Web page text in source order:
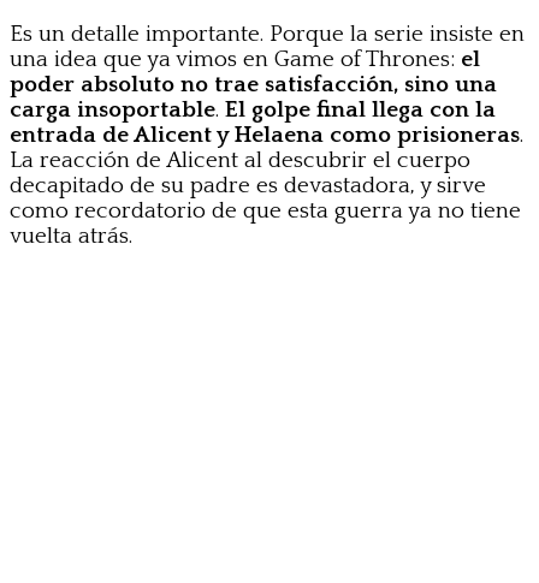
Es un detalle importante. Porque la serie insiste en
una idea que ya vimos en Game of Thrones: el
poder absoluto no trae satisfacción, sino una
carga insoportable. El golpe final llega con la
entrada de Alicent y Helaena como prisioneras.
La reacción de Alicent al descubrir el cuerpo
decapitado de su padre es devastadora, y sirve
como recordatorio de que esta guerra ya no tiene
vuelta atrás.